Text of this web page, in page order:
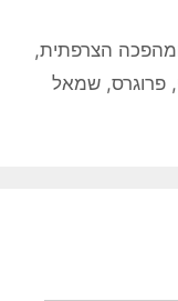
הצרפתית,
, פרוגרס, שמאל